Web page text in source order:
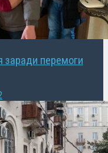
заради перемоги